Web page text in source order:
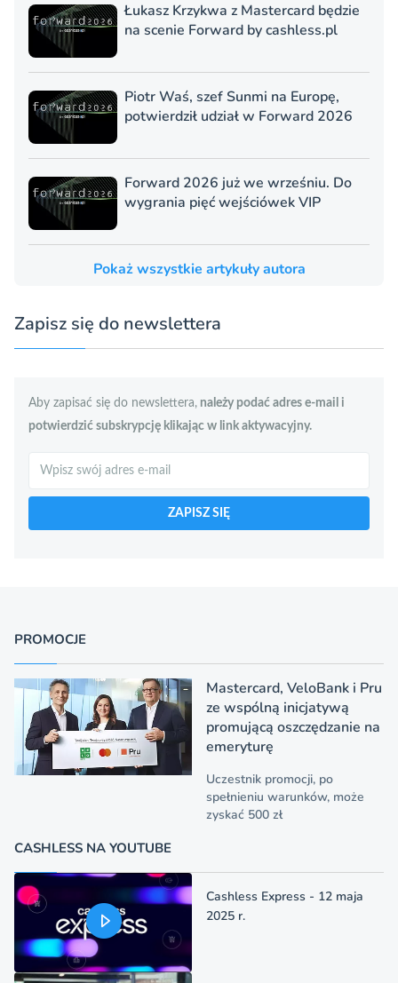
Łukasz Krzykwa z Mastercard będzie
na scenie Forward by cashless.pl
Piotr Waś, szef Sunmi na Europę,
potwierdził udział w Forward 2026
Forward 2026 już we wrześniu. Do
wygrania pięć wejściówek VIP
Pokaż wszystkie artykuły autora
Zapisz się do newslettera
Aby zapisać się do newslettera, należy podać adres e-mail i
potwierdzić subskrypcję klikając w link aktywacyjny.
Szukaj
ZAPISZ SIĘ
PROMOCJE
Mastercard, VeloBank i Pru
ze wspólną inicjatywą
promującą oszczędzanie na
emeryturę
Uczestnik promocji, po
spełnieniu warunków, może
zyskać 500 zł
CASHLESS NA YOUTUBE
Cashless Express - 12 maja
2025 r.